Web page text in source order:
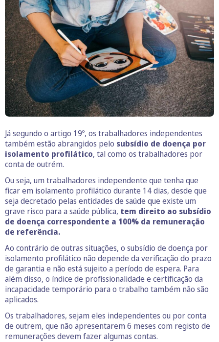
Já segundo o artigo 19º, os trabalhadores independentes
também estão abrangidos pelo subsídio de doença por
isolamento profilático, tal como os trabalhadores por
conta de outrém.
Ou seja, um trabalhadores independente que tenha que
ficar em isolamento profilático durante 14 dias, desde que
seja decretado pelas entidades de saúde que existe um
grave risco para a saúde pública, tem direito ao subsídio
de doença correspondente a 100% da remuneração
de referência.
Ao contrário de outras situações, o subsídio de doença por
isolamento profilático não depende da verificação do prazo
de garantia e não está sujeito a período de espera. Para
além disso, o índice de profissionalidade e certificação da
incapacidade temporário para o trabalho também não são
aplicados.
Os trabalhadores, sejam eles independentes ou por conta
de outrem, que não apresentarem 6 meses com registo de
remunerações devem fazer algumas contas.